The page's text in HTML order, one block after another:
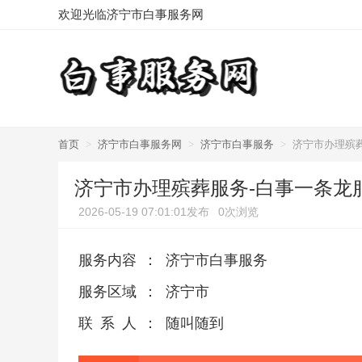
欢迎光临济宁市白事服务网
首页 > 济宁市白事服务网 > 济宁市白事服务 > 济宁市办理殡
济宁市办理殡葬服务-白事一条龙
2026-05-19 07:01:01发布 0次浏览
服务内容 ：
济宁市白事服务
服务区域
：
济宁市
联系人
： 随叫随到